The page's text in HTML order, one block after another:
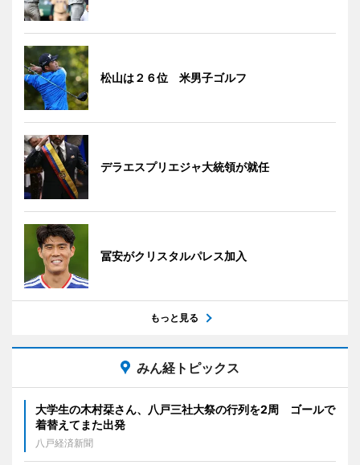
松山は２６位 米男子ゴルフ
デラエスプリエジャ大統領が就任
冨安がクリスタルパレス加入
もっと見る
みん経トピックス
大学生の木村栞さん、八戸三社大祭の行列を2周 ゴールで
着替えてまた出発
八戸経済新聞